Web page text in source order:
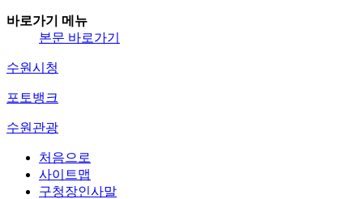
바로가기 메뉴
본문 바로가기
수원시청
포토뱅크
수원관광
처음으로
사이트맵
구청장인사말